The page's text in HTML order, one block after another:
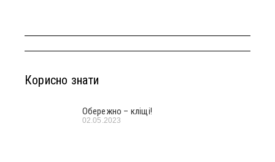
Корисно знати
Обережно – кліщі!
02.05.2023